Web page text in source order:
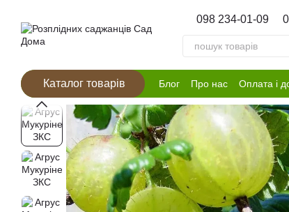
098 234-01-09
Каталог товарів Блог Про нас Оплата і